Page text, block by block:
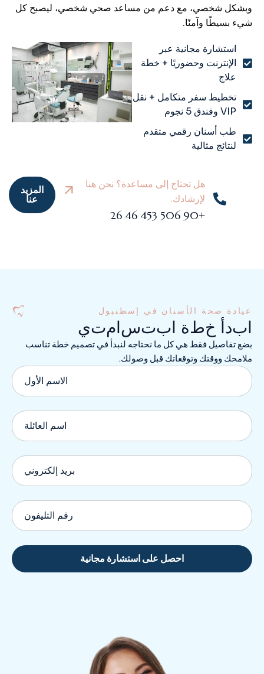
وبشكل شخصي، مع دعم من مساعد صحي شخصي، ليصبح كل
شيء بسيطًا وآمنًا.
استشارة مجانية عبر
الإنترنت وحضوريًا + خطة
علاج
تخطيط سفر متكامل + نقل
VIP وفندق 5 نجوم
طب أسنان رقمي متقدم
لنتائج مثالية
هل تحتاج إلى مساعدة؟ نحن هنا
لإرشادك.
+90 506 453 46 26
المزيد
عنا
عيادة صحة الأسنان في إسطنبول
ابدأ خطة ابتسامتي
بضع تفاصيل فقط هي كل ما نحتاجه لنبدأ في تصميم خطة تناسب
ملامحك ووقتك وتوقعاتك قبل وصولك.